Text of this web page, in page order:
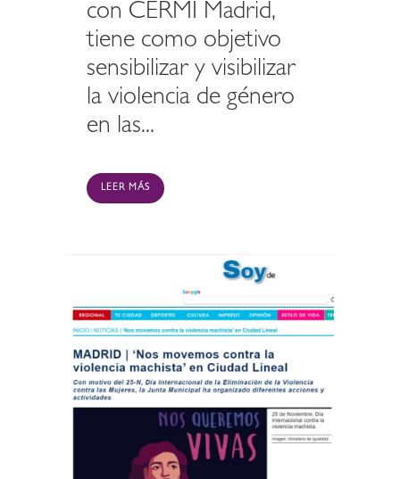
con CERMI Madrid,
tiene como objetivo
sensibilizar y visibilizar
la violencia de género
en las...
LEER MÁS